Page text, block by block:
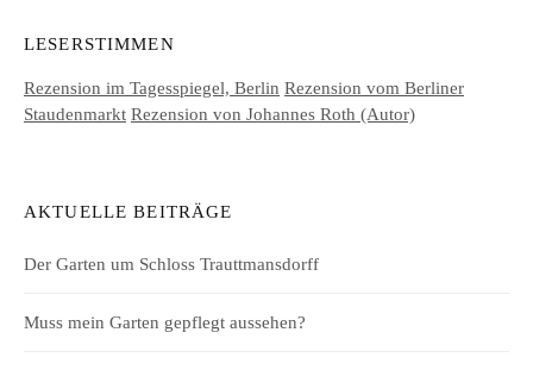
LESERSTIMMEN
Rezension im Tagesspiegel, Berlin Rezension vom Berliner
Staudenmarkt Rezension von Johannes Roth (Autor)
AKTUELLE BEITRÄGE
Der Garten um Schloss Trauttmansdorff
Muss mein Garten gepflegt aussehen?